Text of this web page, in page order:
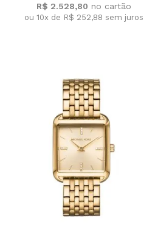
R$ 2.528,80
ou 10x de R$ 252,88 sem juros